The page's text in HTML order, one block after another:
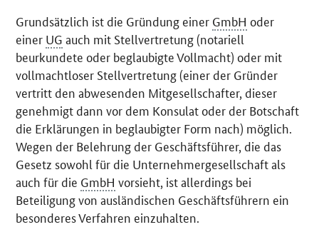
Grundsätzlich ist die Gründung einer GmbH oder
einer UG auch mit Stellvertretung (notariell
beurkundete oder beglaubigte Vollmacht) oder mit
vollmachtloser Stellvertretung (einer der Gründer
vertritt den abwesenden Mitgesellschafter, dieser
genehmigt dann vor dem Konsulat oder der Botschaft
die Erklärungen in beglaubigter Form nach) möglich.
Wegen der Belehrung der Geschäftsführer, die das
Gesetz sowohl für die Unternehmergesellschaft als
auch für die GmbH vorsieht, ist allerdings bei
Beteiligung von ausländischen Geschäftsführern ein
besonderes Verfahren einzuhalten.